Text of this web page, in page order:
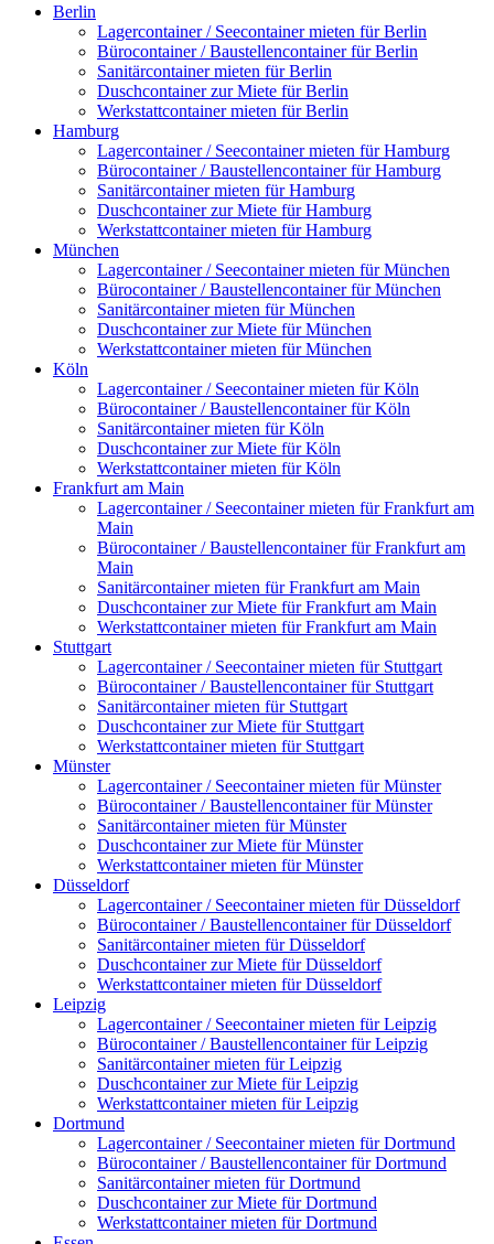
Berlin
Lagercontainer / Seecontainer mieten für Berlin
Bürocontainer / Baustellencontainer für Berlin
Sanitärcontainer mieten für Berlin
Duschcontainer zur Miete für Berlin
Werkstattcontainer mieten für Berlin
Hamburg
Lagercontainer / Seecontainer mieten für Hamburg
Bürocontainer / Baustellencontainer für Hamburg
Sanitärcontainer mieten für Hamburg
Duschcontainer zur Miete für Hamburg
Werkstattcontainer mieten für Hamburg
München
Lagercontainer / Seecontainer mieten für München
Bürocontainer / Baustellencontainer für München
Sanitärcontainer mieten für München
Duschcontainer zur Miete für München
Werkstattcontainer mieten für München
Köln
Lagercontainer / Seecontainer mieten für Köln
Bürocontainer / Baustellencontainer für Köln
Sanitärcontainer mieten für Köln
Duschcontainer zur Miete für Köln
Werkstattcontainer mieten für Köln
Frankfurt am Main
Lagercontainer / Seecontainer mieten für Frankfurt am
Main
Bürocontainer / Baustellencontainer für Frankfurt am
Main
Sanitärcontainer mieten für Frankfurt am Main
Duschcontainer zur Miete für Frankfurt am Main
Werkstattcontainer mieten für Frankfurt am Main
Stuttgart
Lagercontainer / Seecontainer mieten für Stuttgart
Bürocontainer / Baustellencontainer für Stuttgart
Sanitärcontainer mieten für Stuttgart
Duschcontainer zur Miete für Stuttgart
Werkstattcontainer mieten für Stuttgart
Münster
Lagercontainer / Seecontainer mieten für Münster
Bürocontainer / Baustellencontainer für Münster
Sanitärcontainer mieten für Münster
Duschcontainer zur Miete für Münster
Werkstattcontainer mieten für Münster
Düsseldorf
Lagercontainer / Seecontainer mieten für Düsseldorf
Bürocontainer / Baustellencontainer für Düsseldorf
Sanitärcontainer mieten für Düsseldorf
Duschcontainer zur Miete für Düsseldorf
Werkstattcontainer mieten für Düsseldorf
Leipzig
Lagercontainer / Seecontainer mieten für Leipzig
Bürocontainer / Baustellencontainer für Leipzig
Sanitärcontainer mieten für Leipzig
Duschcontainer zur Miete für Leipzig
Werkstattcontainer mieten für Leipzig
Dortmund
Lagercontainer / Seecontainer mieten für Dortmund
Bürocontainer / Baustellencontainer für Dortmund
Sanitärcontainer mieten für Dortmund
Duschcontainer zur Miete für Dortmund
Werkstattcontainer mieten für Dortmund